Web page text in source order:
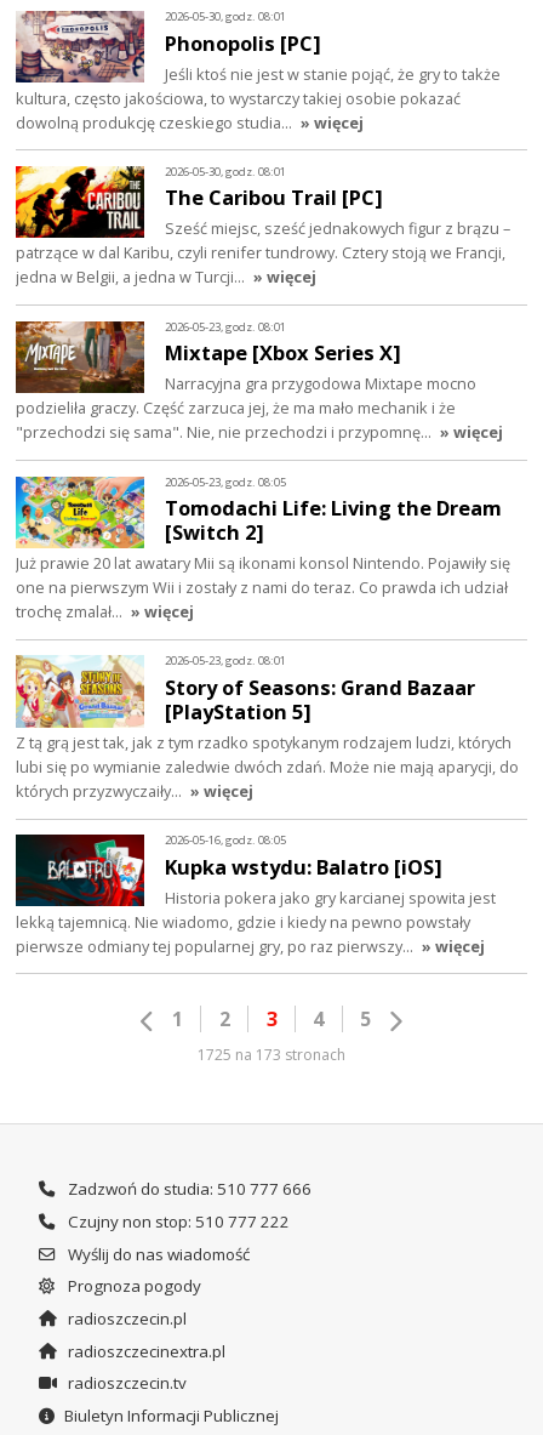
2026-05-30, godz. 08:01
Phonopolis [PC]
Jeśli ktoś nie jest w stanie pojąć, że gry to także
kultura, często jakościowa, to wystarczy takiej osobie pokazać
dowolną produkcję czeskiego studia… » więcej
2026-05-30, godz. 08:01
The Caribou Trail [PC]
Sześć miejsc, sześć jednakowych figur z brązu –
patrzące w dal Karibu, czyli renifer tundrowy. Cztery stoją we Francji,
jedna w Belgii, a jedna w Turcji… » więcej
2026-05-23, godz. 08:01
Mixtape [Xbox Series X]
Narracyjna gra przygodowa Mixtape mocno
podzieliła graczy. Część zarzuca jej, że ma mało mechanik i że
"przechodzi się sama". Nie, nie przechodzi i przypomnę… » więcej
2026-05-23, godz. 08:05
Tomodachi Life: Living the Dream
[Switch 2]
Już prawie 20 lat awatary Mii są ikonami konsol Nintendo. Pojawiły się
one na pierwszym Wii i zostały z nami do teraz. Co prawda ich udział
trochę zmalał… » więcej
2026-05-23, godz. 08:01
Story of Seasons: Grand Bazaar
[PlayStation 5]
Z tą grą jest tak, jak z tym rzadko spotykanym rodzajem ludzi, których
lubi się po wymianie zaledwie dwóch zdań. Może nie mają aparycji, do
których przyzwyczaiły… » więcej
2026-05-16, godz. 08:05
Kupka wstydu: Balatro [iOS]
Historia pokera jako gry karcianej spowita jest
lekką tajemnicą. Nie wiadomo, gdzie i kiedy na pewno powstały
pierwsze odmiany tej popularnej gry, po raz pierwszy… » więcej
1 2 3 4 5
1725 na 173 stronach
Zadzwoń do studia: 510 777 666
Czujny non stop: 510 777 222
Wyślij do nas wiadomość
Prognoza pogody
radioszczecin.pl
radioszczecinextra.pl
radioszczecin.tv
Biuletyn Informacji Publicznej